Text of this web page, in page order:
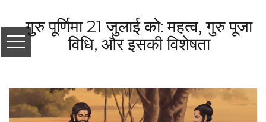
गुरु पूर्णिमा 21 जुलाई को: महत्व, गुरु पूजा
विधि, और इसकी विशेषता